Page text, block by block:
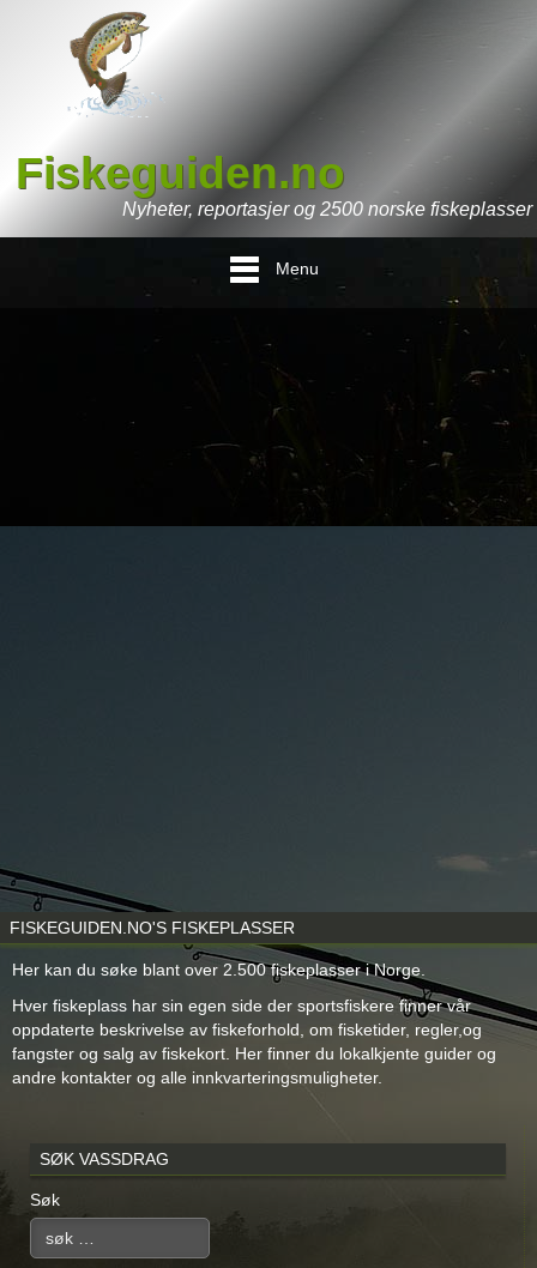
Fiskeguiden.no
Nyheter, reportasjer og 2500 norske fiskeplasser
Menu
FISKEGUIDEN.NO'S FISKEPLASSER
Her kan du søke blant over 2.500 fiskeplasser i Norge.
Hver fiskeplass har sin egen side der sportsfiskere finner vår
oppdaterte beskrivelse av fiskeforhold, om fisketider, regler,og
fangster og salg av fiskekort. Her finner du lokalkjente guider og
andre kontakter og alle innkvarteringsmuligheter.
SØK VASSDRAG
Søk